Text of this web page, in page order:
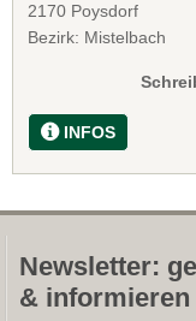
2170 Poysdorf
Bezirk: Mistelbach
INFOS
Newsletter:
& informieren